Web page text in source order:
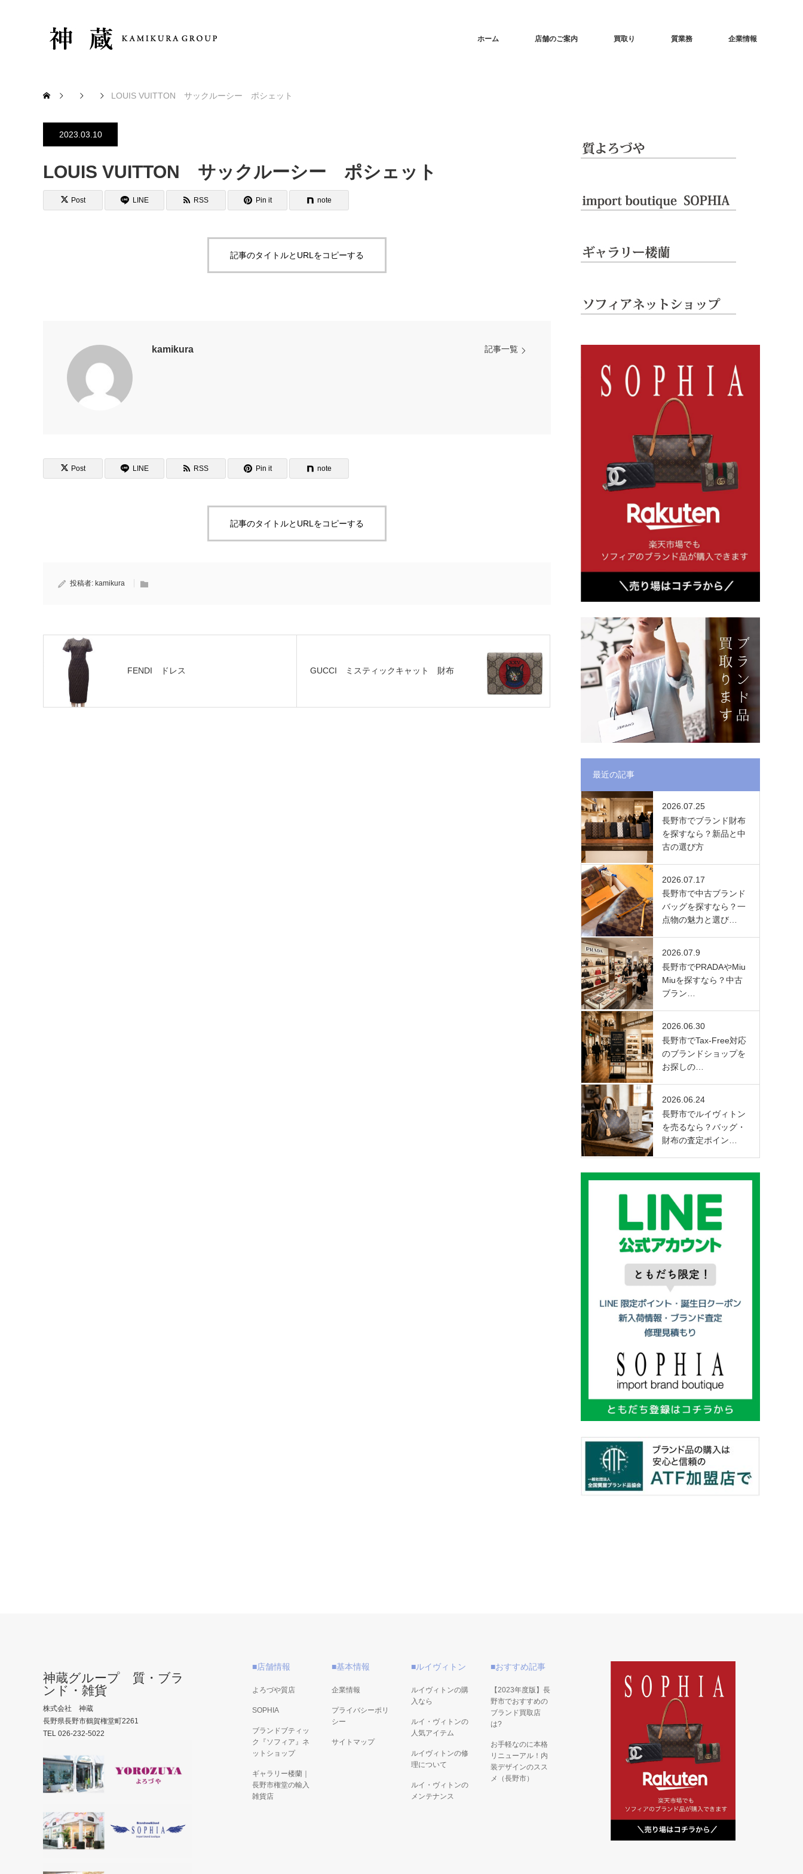
ホーム 店舗のご案内 買取り 質業務 企業情報
LOUIS VUITTON サックルーシー ポシェット
2023.03.10
LOUIS VUITTON サックルーシー ポシェット
Post LINE RSS Pin it note
記事のタイトルとURLをコピーする
kamikura 記事一覧
Post LINE RSS Pin it note
記事のタイトルとURLをコピーする
投稿者: kamikura
FENDI ドレス GUCCI ミスティックキャット 財布
最近の記事
2026.07.25
長野市でブランド財布
を探すなら？新品と中
古の選び方
2026.07.17
長野市で中古ブランド
バッグを探すなら？一
点物の魅力と選び…
2026.07.9
長野市でPRADAやMiu
Miuを探すなら？中古
ブラン…
2026.06.30
長野市でTax-Free対応
のブランドショップを
お探しの…
2026.06.24
長野市でルイヴィトン
を売るなら？バッグ・
財布の査定ポイン…
■店舗情報
よろづや質店
SOPHIA
ブランドブティッ
ク『ソフィア』ネ
ットショップ
ギャラリー楼蘭｜
長野市権堂の輸入
雑貨店
■基本情報
企業情報
プライバシーポリ
シー
サイトマップ
■ルイヴィトン
ルイヴィトンの購
入なら
ルイ・ヴィトンの
人気アイテム
ルイヴィトンの修
理について
ルイ・ヴィトンの
メンテナンス
■おすすめ記事
【2023年度版】長
野市でおすすめの
ブランド買取店
は?
お手軽なのに本格
リニューアル！内
装デザインのスス
メ（長野市）
神蔵グループ 質・ブラ
ンド・雑貨
株式会社 神蔵
長野県長野市鶴賀権堂町2261
TEL 026-232-5022